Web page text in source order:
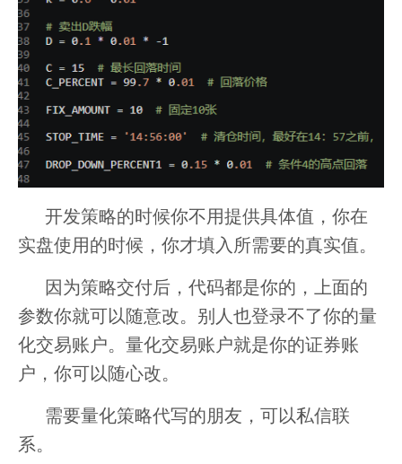
开发策略的时候你不用提供具体值，你在
实盘使用的时候，你才填入所需要的真实值。
因为策略交付后，代码都是你的，上面的
参数你就可以随意改。别人也登录不了你的量
化交易账户。量化交易账户就是你的证券账
户，你可以随心改。
需要量化策略代写的朋友，可以私信联
系。